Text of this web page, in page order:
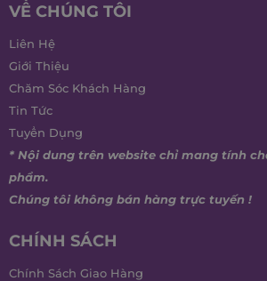
VỀ CHÚNG TÔI
Liên Hệ
Giới Thiệu
Chăm Sóc Khách Hàng
Tin Tức
Tuyển Dụng
* Nội dung trên website chỉ mang tính
phẩm.
Chúng tôi không bán hàng trực tuyến !
CHÍNH SÁCH
Chính Sách Giao Hàng